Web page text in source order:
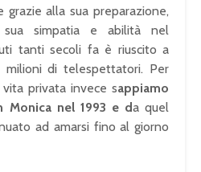
alla sua preparazione,
simpatia e abilità nel
tanti secoli fa è riuscito a
milioni di telespettatori. Per
privata invece sappiamo
Monica nel 1993 e da quel
ad amarsi fino al giorno